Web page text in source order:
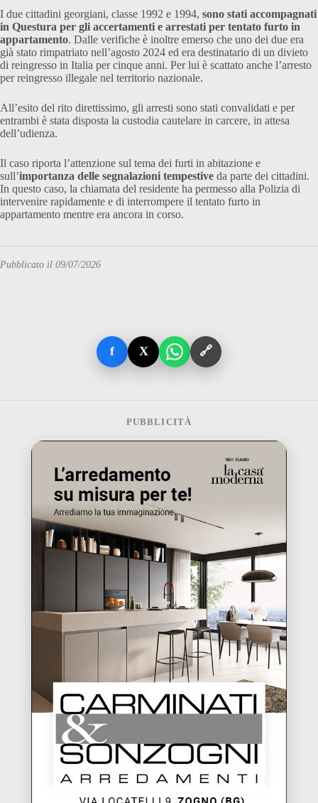
I due cittadini georgiani, classe 1992 e 1994, sono stati accompagnati
in Questura per gli accertamenti e arrestati per tentato furto in
appartamento. Dalle verifiche è inoltre emerso che uno dei due era
già stato rimpatriato nell’agosto 2024 ed era destinatario di un divieto
di reingresso in Italia per cinque anni. Per lui è scattato anche l’arresto
per reingresso illegale nel territorio nazionale.
All’esito del rito direttissimo, gli arresti sono stati convalidati e per
entrambi è stata disposta la custodia cautelare in carcere, in attesa
dell’udienza.
Il caso riporta l’attenzione sul tema dei furti in abitazione e
sull’importanza delle segnalazioni tempestive da parte dei cittadini.
In questo caso, la chiamata del residente ha permesso alla Polizia di
intervenire rapidamente e di interrompere il tentato furto in
appartamento mentre era ancora in corso.
Pubblicato il 09/07/2026
f X 🔗
PUBBLICITÀ